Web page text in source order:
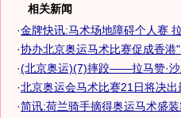
相关新闻
·金牌快讯:马术场地障碍个人赛
·协办北京奥运马术比赛促成香港
·(北京奥运)(7)摔跤——拉马赞·沙
·北京奥运会马术比赛21日将决出
·简讯:荷兰骑手摘得奥运马术盛